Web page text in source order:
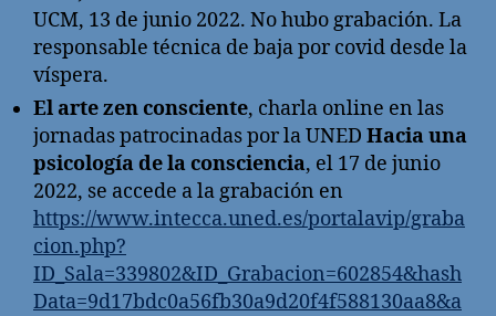
UCM, 13 de junio 2022. No hubo grabación. La
responsable técnica de baja por covid desde la
víspera.
El arte zen consciente, charla online en las
jornadas patrocinadas por la UNED Hacia una
psicología de la consciencia, el 17 de junio
2022, se accede a la grabación en
https://www.intecca.uned.es/portalavip/graba
cion.php?
ID_Sala=339802&ID_Grabacion=602854&hash
Data=9d17bdc0a56fb30a9d20f4f588130aa8&a